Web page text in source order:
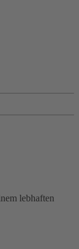
lebhaften